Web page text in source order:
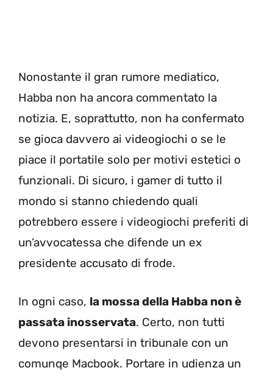
Nonostante il gran rumore mediatico,
Habba non ha ancora commentato la
notizia. E, soprattutto, non ha confermato
se gioca davvero ai videogiochi o se le
piace il portatile solo per motivi estetici o
funzionali. Di sicuro, i gamer di tutto il
mondo si stanno chiedendo quali
potrebbero essere i videogiochi preferiti di
un’avvocatessa che difende un ex
presidente accusato di frode.
In ogni caso, la mossa della Habba non è
passata inosservata. Certo, non tutti
devono presentarsi in tribunale con un
comunqe Macbook. Portare in udienza un